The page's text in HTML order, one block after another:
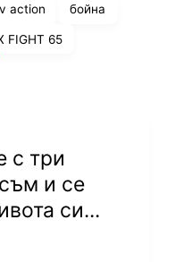
action бойна
FIGHT 65
с три
и се
си...